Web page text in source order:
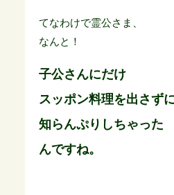
てなわけで霊公さま、
なんと！
子公さんにだけ
スッポン料理を出さず
知らんぷりしちゃった
んですね。